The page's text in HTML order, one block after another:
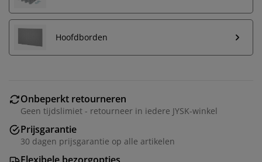
Hoofdborden
Onbeperkt retourneren
Geen tijdslimiet - retourneer in iedere JYSK-winkel
Prijsgarantie
30 dagen prijsgarantie op alle artikelen